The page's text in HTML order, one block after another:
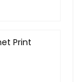
Print